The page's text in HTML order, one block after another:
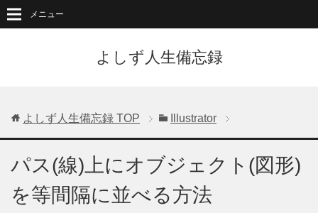
よしず人生備忘録
メニュー
よしず人生備忘録 TOP Illustrator
パス(線)上にオブジェクト(図形)
を等間隔に並べる方法